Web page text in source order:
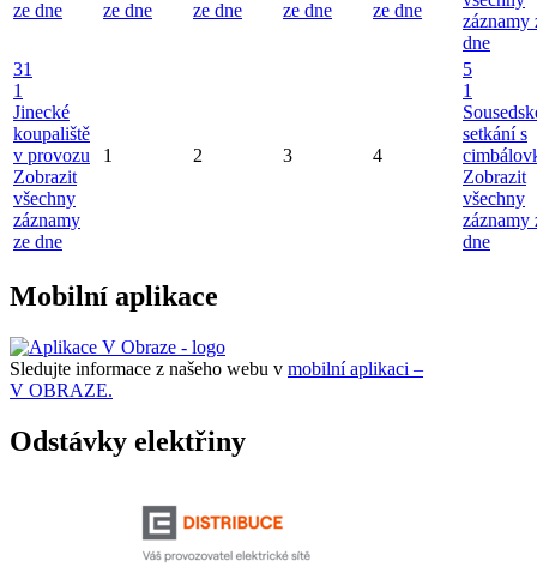
ze dne
ze dne
ze dne
ze dne
ze dne
záznamy
dne
31
1
Jinecké
koupaliště
v provozu
Zobrazit
všechny
záznamy
ze dne
1 2 3 4
5
1
setkání s
Zobrazit
všechny
záznamy
dne
Mobilní aplikace
Sledujte informace z našeho webu v mobilní aplikaci –
V OBRAZE.
Odstávky elektřiny